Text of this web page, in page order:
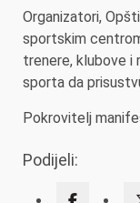
Organizatori,
sportskim
trenere, klubove i
sporta da
Pokrovitelj
Podijeli: